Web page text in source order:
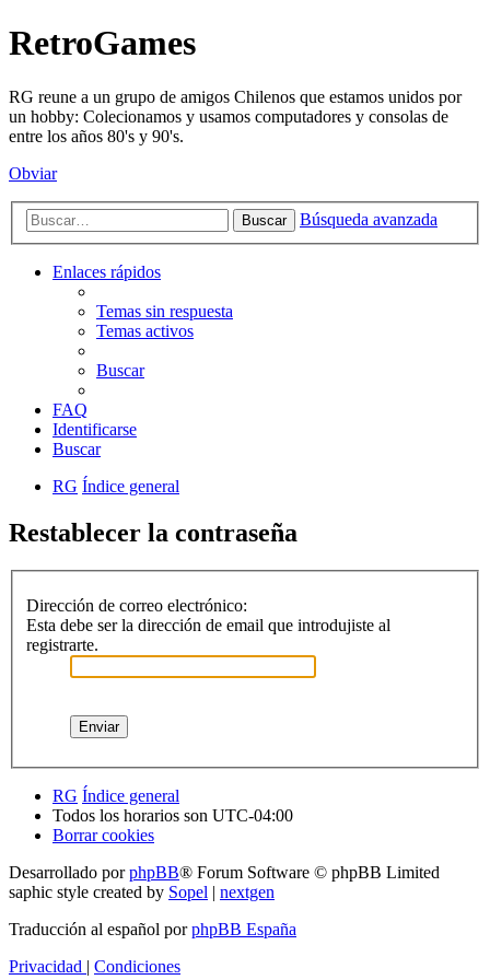
RetroGames
RG reune a un grupo de amigos Chilenos que estamos unidos por
un hobby: Colecionamos y usamos computadores y consolas de
entre los años 80's y 90's.
Obviar
Buscar Búsqueda avanzada
Enlaces rápidos
Temas sin respuesta
Temas activos
Buscar
FAQ
Identificarse
Buscar
RG Índice general
Restablecer la contraseña
Dirección de correo electrónico:
Esta debe ser la dirección de email que introdujiste al
registrarte.
RG Índice general
Todos los horarios son UTC-04:00
Borrar cookies
Desarrollado porphpBB® Forum Software © phpBB Limited
saphic style created by Sopel | nextgen
Traducción al español porphpBB España
Privacidad | Condiciones